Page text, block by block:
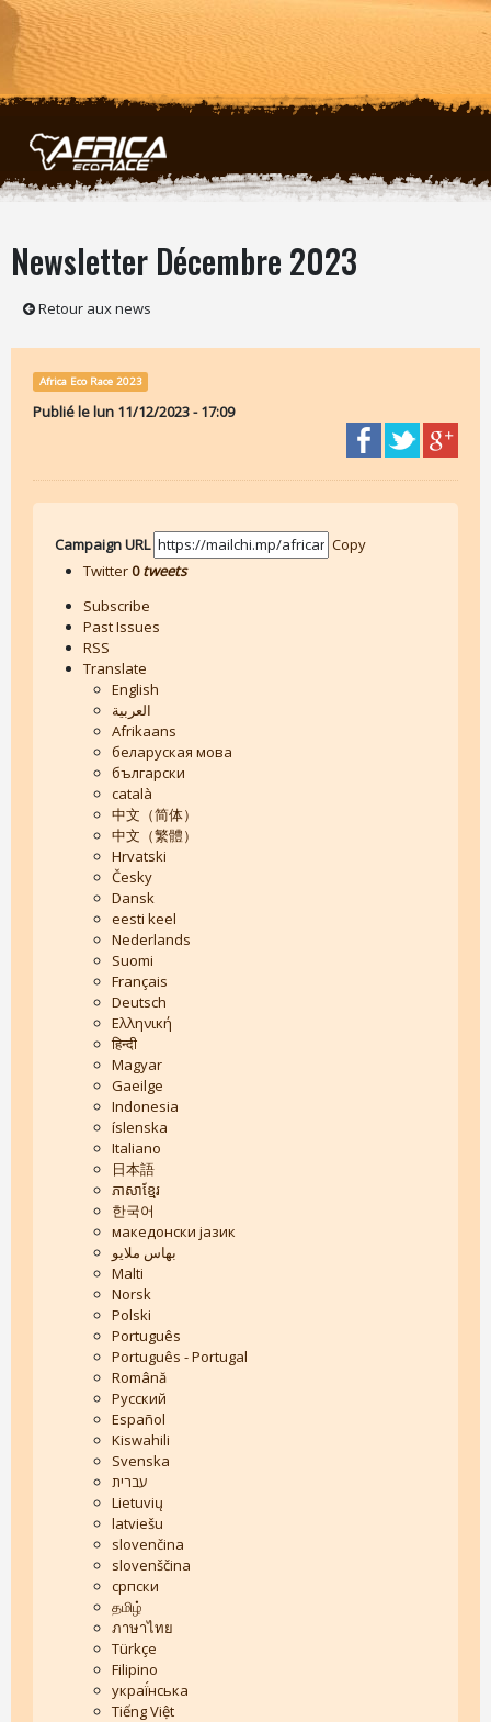
Newsletter Décembre 2023
Retour aux news
Africa Eco Race 2023
Publié lelun 11/12/2023 - 17:09
Campaign URL
Copy
Twitter0tweets
Subscribe
Past Issues
RSS
Translate
English
العربية
Afrikaans
беларуская мова
български
català
中文（简体）
中文（繁體）
Hrvatski
Česky
Dansk
eesti keel
Nederlands
Suomi
Français
Deutsch
Ελληνική
हिन्दी
Magyar
Gaeilge
Indonesia
íslenska
Italiano
日本語
ភាសាខ្មែរ
한국어
македонски јазик
بهاس ملايو
Malti
Norsk
Polski
Português
Português - Portugal
Română
Русский
Español
Kiswahili
Svenska
עברית
Lietuvių
latviešu
slovenčina
slovenščina
српски
தமிழ்
ภาษาไทย
Türkçe
Filipino
украї́нська
Tiếng Việt